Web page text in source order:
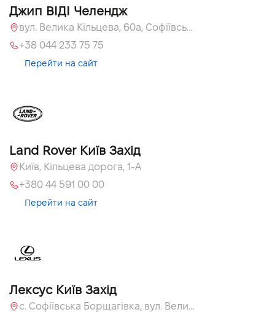
Джип ВІДІ Челендж
вул. Велика Кільцева, 60а, Софіївська Борщагівка, Київська обл.
+38 044 233 75 75
Перейти на сайт
Land Rover Київ Захід
Київ, Кільцева дорога, 1-А
+380 44 591 00 00
Перейти на сайт
Лексус Київ Захід
с. Софіївська Борщагівка, вул. Велика Кільцева, 58